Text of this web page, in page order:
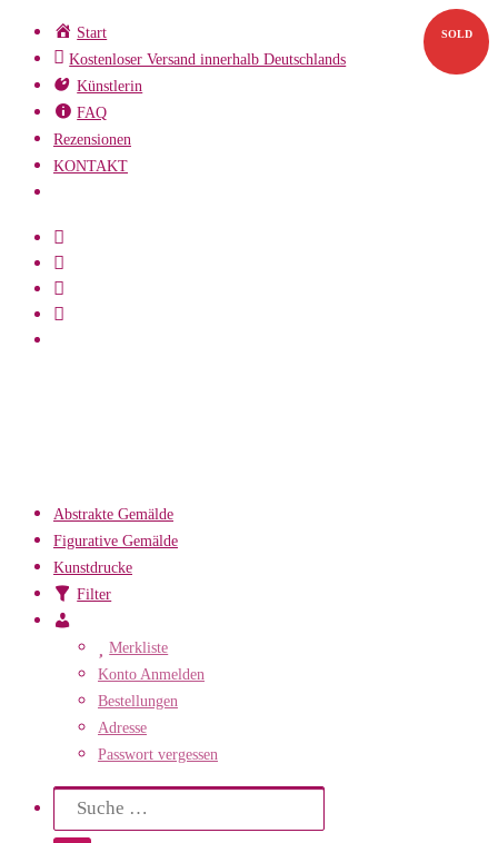
Zum
Inhalt
springen
Start
Kostenloser Versand innerhalb Deutschlands
Künstlerin
FAQ
Rezensionen
KONTAKT
Abstrakte Gemälde
Figurative Gemälde
Kunstdrucke
Filter
KontoMerkliste
Konto Anmelden
Bestellungen
Adresse
Passwort vergessen
Search
Suche
SOLD